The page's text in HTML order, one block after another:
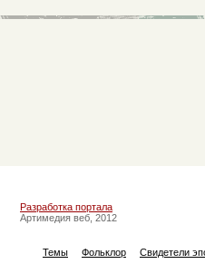
Разработка портала
Артимедия веб, 2012
Темы Фольклор Свидетели